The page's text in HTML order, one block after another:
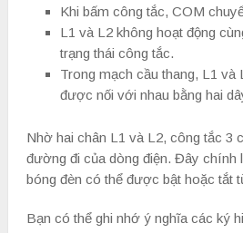
Khi bấm công tắc, COM
L1 và L2 không hoạt động
trạng thái công tắc.
Trong mạch cầu thang, L1 và
được nối với nhau bằng hai
Nhờ hai chân L1 và L2, công tắc 3
đường đi của dòng điện. Đây chính
bóng đèn có thể được bật hoặc tắt
Bạn có thể ghi nhớ ý nghĩa các ký